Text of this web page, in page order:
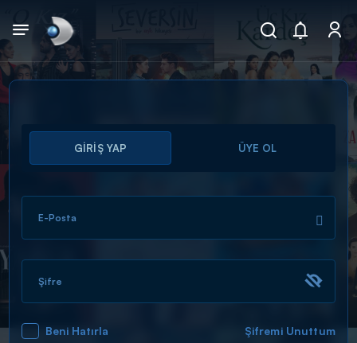
Arama
ARAMA SONUÇLARI
GİRİŞ YAP ÜYE OL
E-Posta
Şifre
Beni Hatırla Şifremi Unuttum